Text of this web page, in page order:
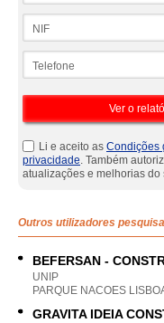
Li e aceito as Condições
privacidade. Também
atualizações e melhorias do
Outros utilizadores
BEFERSAN -
UNIP
PARQUE NACOES
GRAVITA IDEIA